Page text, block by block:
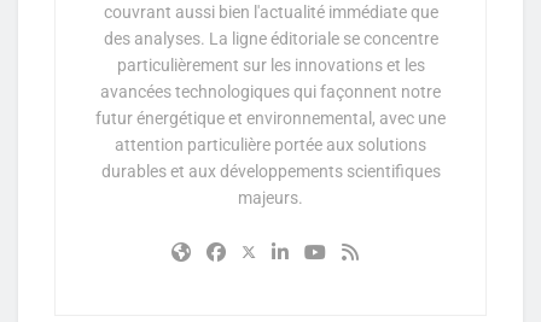
couvrant aussi bien l'actualité immédiate que
des analyses. La ligne éditoriale se concentre
particulièrement sur les innovations et les
avancées technologiques qui façonnent notre
futur énergétique et environnemental, avec une
attention particulière portée aux solutions
durables et aux développements scientifiques
majeurs.